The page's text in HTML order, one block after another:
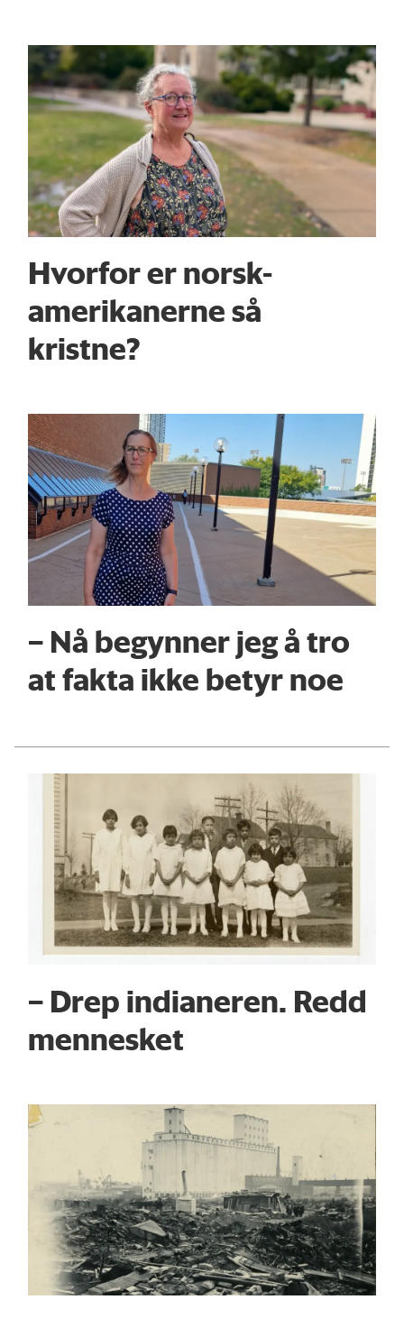
Hvorfor er norsk-
amerikanerne så
kristne?
– Nå begynner jeg å tro
at fakta ikke betyr noe
– Drep indianeren. Redd
mennesket